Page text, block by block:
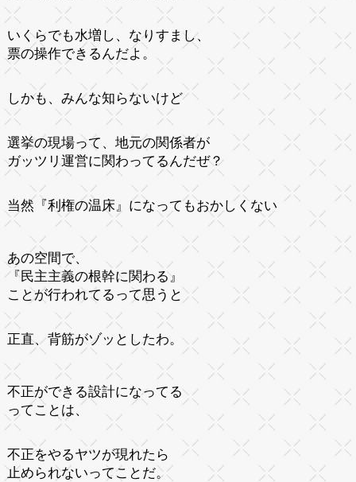
いくらでも水増し、なりすまし、
票の操作できるんだよ。
しかも、みんな知らないけど
選挙の現場って、地元の関係者が
ガッツリ運営に関わってるんだぜ？
当然『利権の温床』になってもおかしくない
あの空間で、
『民主主義の根幹に関わる』
ことが行われてるって思うと
正直、背筋がゾッとしたわ。
不正ができる設計になってる
ってことは、
不正をやるヤツが現れたら
止められないってことだ。